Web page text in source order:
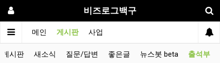
비즈로그백구
메인 게시판 사업
게시판 새소식 질문/답변 좋은글 뉴스봇 beta 출석부